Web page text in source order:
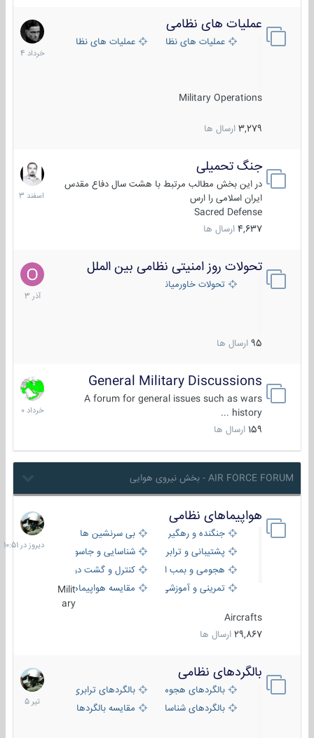
عملیات های نظامی
عملیات های نظامی ایرانعملیات های نظامی خارجی
Military Operations
3,279 ارسال ها
5
خرداد
1404
جنگ تحمیلی
در این بخش مطالب مرتبط با هشت سال دفاع مقدس
ایران اسلامی را ارس
Sacred Defense
4,637 ارسال ها
20
اسفند
1403
تحولات روز امنیتی نظامی بین الملل
تحولات خاورمیانه
95 ارسال ها
21
آذر
1403
General Military Discussions
A forum for general issues such as wars
history ...
159 ارسال ها
10
خرداد
1400
AIR FORCE FORUM - بخش نیروی هوایی
هواپیماهای نظامی
جنگنده و رهگیر
بی سرنشین ها
پشتیبانی و ترابری
شناسایی و جاسوسی
هجومی و بمب افکن
کنترل و گشت دریایی
تمرینی و آموزشی
مقایسه هواپیماهاMilit
ary
Aircrafts
29,867 ارسال ها
دیروز
در
10:51
بالگردهای نظامی
بالگردهای هجومی
بالگردهای ترابری
بالگردهای شناسایی
مقایسه بالگردها
22
تیر
1405